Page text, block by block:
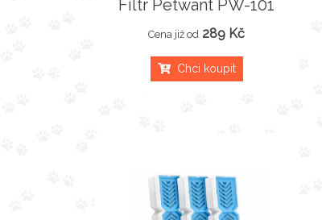
Filtr Petwant PW-101
Cena již od 289 Kč
Chci koupit